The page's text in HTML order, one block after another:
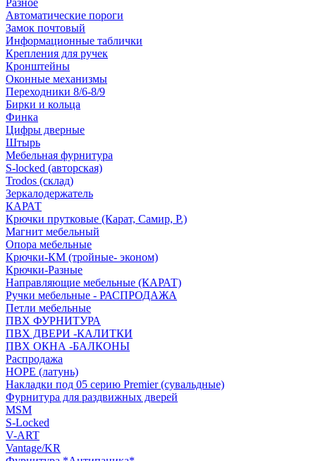
Разное
Автоматические пороги
Замок почтовый
Информационные таблички
Крепления для ручек
Кронштейны
Оконные механизмы
Переходники 8/6-8/9
Бирки и кольца
Финка
Цифры дверные
Штырь
Мебельная фурнитура
S-locked (авторская)
Trodos (склад)
Зеркалодержатель
КАРАТ
Крючки прутковые (Карат, Самир, Р.)
Магнит мебельный
Опора мебельные
Крючки-КМ (тройные- эконом)
Крючки-Разные
Направляющие мебельные (КАРАТ)
Ручки мебельные - РАСПРОДАЖА
Петли мебельные
ПВХ ФУРНИТУРА
ПВХ ДВЕРИ -КАЛИТКИ
ПВХ ОКНА -БАЛКОНЫ
Распродажа
HOPE (латунь)
Накладки под 05 серию Premier (сувальдные)
Фурнитура для раздвижных дверей
MSM
S-Locked
V-ART
Vantage/KR